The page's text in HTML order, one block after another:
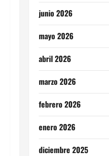
junio 2026
mayo 2026
abril 2026
marzo 2026
febrero 2026
enero 2026
diciembre 2025